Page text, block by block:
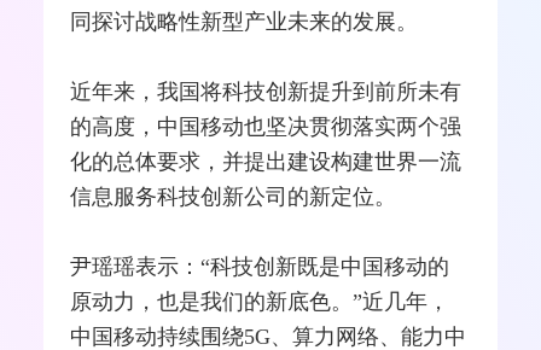
同探讨战略性新型产业未来的发展。
近年来，我国将科技创新提升到前所未有
的高度，中国移动也坚决贯彻落实两个强
化的总体要求，并提出建设构建世界一流
信息服务科技创新公司的新定位。
尹瑶瑶表示：“科技创新既是中国移动的
原动力，也是我们的新底色。”近几年，
中国移动持续围绕5G、算力 网络、能力中